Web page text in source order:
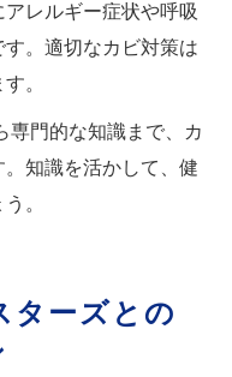
レルギー症状や呼吸
。適切なカビ対策は
。
専門的な知識まで、カ
知識を活かして、健
。
ターズとの